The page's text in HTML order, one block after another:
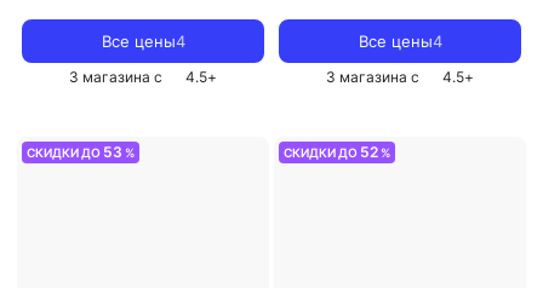
Все цены4
3 магазина с 4.5+
Все цены4
3 магазина с 4.5+
СКИДКИ ДО 53 % СКИДКИ ДО 52 %